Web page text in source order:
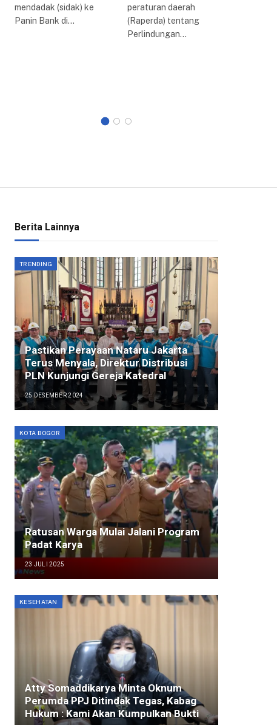
mendadak (sidak) ke
Panin Bank di…
peraturan daerah
(Raperda) tentang
Perlindungan…
Berita Lainnya
TRENDING
Pastikan Perayaan Nataru Jakarta
Terus Menyala, Direktur Distribusi
PLN Kunjungi Gereja Katedral
25 DESEMBER 2024
KOTA BOGOR
Ratusan Warga Mulai Jalani Program
Padat Karya
23 JULI 2025
KESEHATAN
Atty Somaddikarya Minta Oknum
Perumda PPJ Ditindak Tegas, Kabag
Hukum : Kami Akan Kumpulkan Bukti